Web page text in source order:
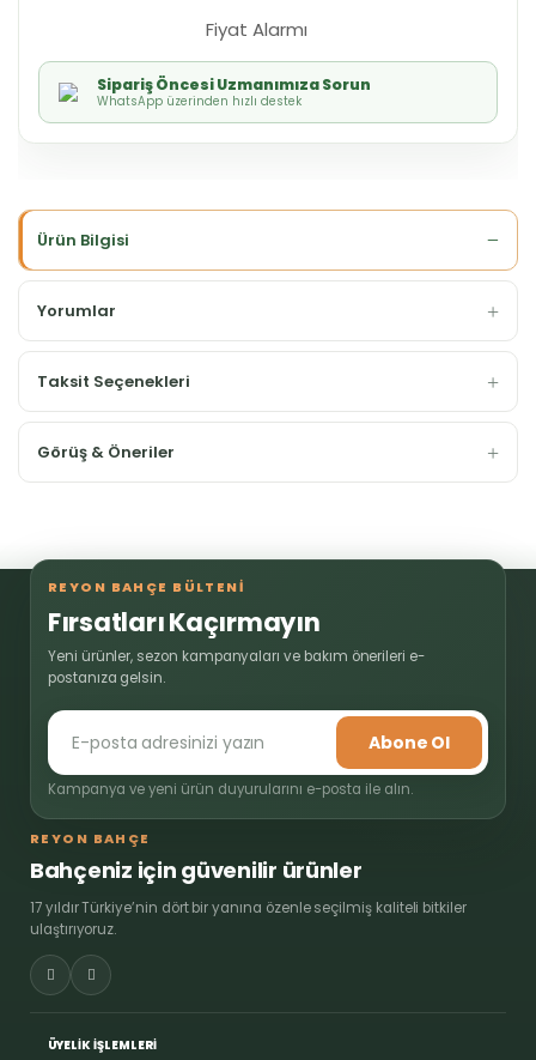
Fiyat Alarmı
Sipariş Öncesi Uzmanımıza Sorun
WhatsApp üzerinden hızlı destek
Ürün Bilgisi
Yorumlar
Taksit Seçenekleri
Görüş & Öneriler
REYON BAHÇE BÜLTENİ
Fırsatları Kaçırmayın
Yeni ürünler, sezon kampanyaları ve bakım önerileri e-
postanıza gelsin.
Abone Ol
Kampanya ve yeni ürün duyurularını e-posta ile alın.
REYON BAHÇE
Bahçeniz için güvenilir ürünler
17 yıldır Türkiye’nin dört bir yanına özenle seçilmiş kaliteli bitkiler
ulaştırıyoruz.
ÜYELİK İŞLEMLERİ